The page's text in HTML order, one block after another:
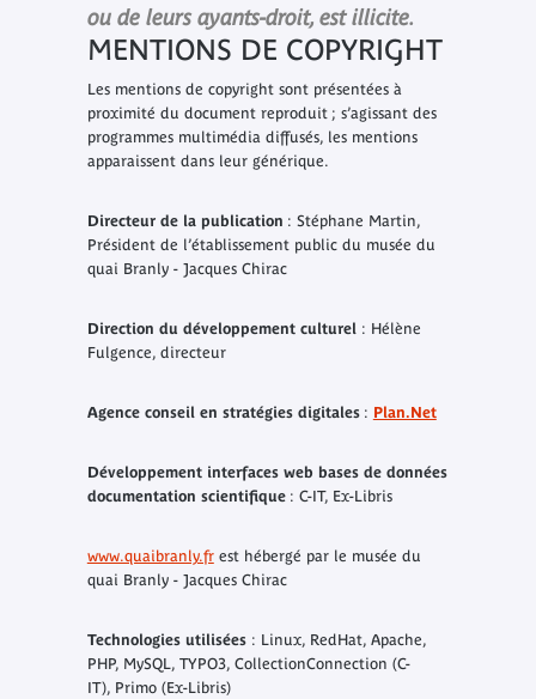
ou de leurs ayants-droit, est illicite.
MENTIONS DE COPYRIGHT
Les mentions de copyright sont présentées à
proximité du document reproduit ; s’agissant des
programmes multimédia diffusés, les mentions
apparaissent dans leur générique.
Directeur de la publication : Stéphane Martin,
Président de l’établissement public du musée du
quai Branly - Jacques Chirac
Direction du développement culturel : Hélène
Fulgence, directeur
Agence conseil en stratégies digitales: Plan.Net
Développement interfaces web bases de données
documentation scientifique: C-IT, Ex-Libris
www.quaibranly.frest hébergé par le musée du
quai Branly - Jacques Chirac
Technologies utilisées : Linux, RedHat, Apache,
PHP, MySQL, TYPO3, CollectionConnection (C-
IT), Primo (Ex-Libris)